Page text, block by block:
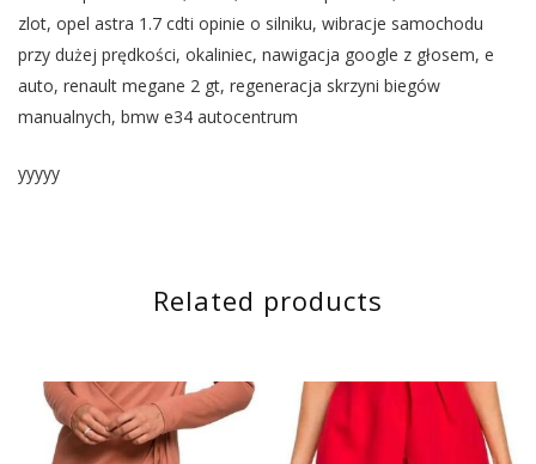
zlot, opel astra 1.7 cdti opinie o silniku, wibracje samochodu
przy dużej prędkości, okaliniec, nawigacja google z głosem, e
auto, renault megane 2 gt, regeneracja skrzyni biegów
manualnych, bmw e34 autocentrum
yyyyy
Related products